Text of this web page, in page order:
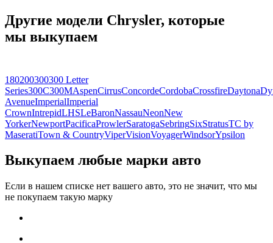
Другие модели Chrysler, которые
мы выкупаем
180200300300 Letter
Series300C300MAspenCirrusConcordeCordobaCrossfireDaytona
AvenueImperialImperial
CrownIntrepidLHSLeBaronNassauNeonNew
YorkerNewportPacificaProwlerSaratogaSebringSixStratusTC by
MaseratiTown & CountryViperVisionVoyagerWindsorYpsilon
Выкупаем любые марки авто
Если в нашем списке нет вашего авто, это не значит, что мы
не покупаем такую марку